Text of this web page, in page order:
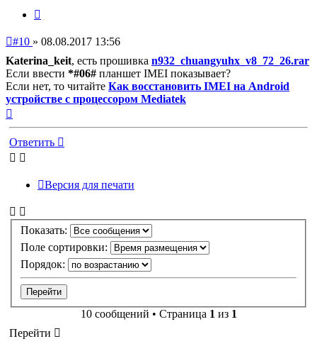
Непрочитанное
#10 » 08.08.2017 13:56
Katerina_keit, есть прошивка n932_chuangyuhx_v8_72_26.rar
Если ввести *#06# планшет IMEI показывает?
Если нет, то читайте Как восстановить IMEI на Android
устройстве с процессором Mediatek
началу
Ответить
Версия для печати
Показать:
Поле сортировки:
Порядок:
10 сообщений • Страница 1из 1
Перейти